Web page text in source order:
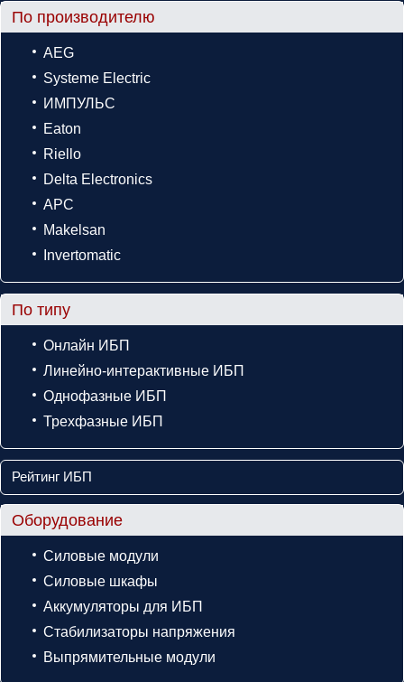
По производителю
AEG
Systeme Electric
ИМПУЛЬС
Eaton
Riello
Delta Electronics
APC
Makelsan
Invertomatic
По типу
Онлайн ИБП
Линейно-интерактивные ИБП
Однофазные ИБП
Трехфазные ИБП
Рейтинг ИБП
Оборудование
Силовые модули
Силовые шкафы
Аккумуляторы для ИБП
Стабилизаторы напряжения
Выпрямительные модули